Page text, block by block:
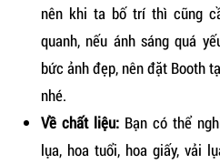
nên khi ta bố trí thì cũng
quanh, nếu ánh sáng quá
bức ảnh đẹp, nên đặt Booth
nhé.
Về chất liệu: Bạn có thể
lụa, hoa tuổi, hoa giấy, vải